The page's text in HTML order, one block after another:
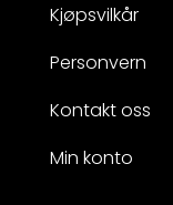
Kjøpsvilkår
Personvern
Kontakt oss
Min konto